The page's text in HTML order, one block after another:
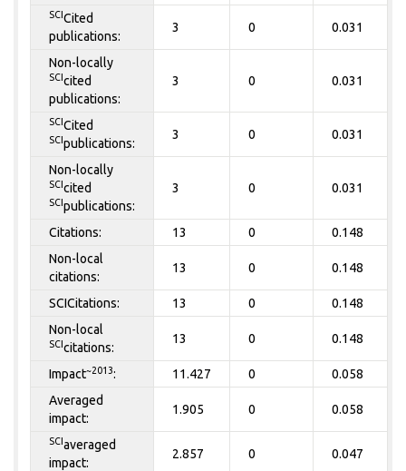
SCICited
publications:
3 0 0.031
Non-locally
SCIcited
publications:
3 0 0.031
SCICited
SCIpublications:
3 0 0.031
Non-locally
SCIcited
SCIpublications:
3 0 0.031
Citations: 13 0 0.148
Non-local
citations:
13 0 0.148
SCICitations: 13 0 0.148
Non-local
SCIcitations:
13 0 0.148
Impact~2013: 11.427 0 0.058
Averaged
impact:
1.905 0 0.058
SCIaveraged
impact:
2.857 0 0.047